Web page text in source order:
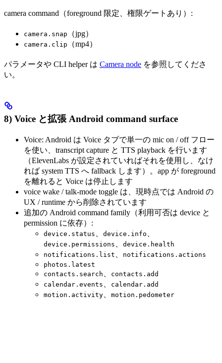
camera command（foreground 限定、権限ゲートあり）:
camera.snap （jpg）
camera.clip （mp4）
パラメータや CLI helper は Camera node を参照してくださ
い。
8) Voice と拡張 Android command surface
Voice: Android は Voice タブで単一の mic on / off フロー
を使い、transcript capture と TTS playback を行います
（ElevenLabs が設定されていればそれを使用し、なけ
れば system TTS へ fallback します）。app が foreground
を離れると Voice は停止します
voice wake / talk-mode toggle は、現時点では Android の
UX / runtime から削除されています
追加の Android command family（利用可否は device と
permission に依存）:
device.status device.info
device.permissions
device.health
notifications.list
notifications.actions
photos.latest
contacts.search
contacts.add
calendar.events
calendar.add
motion.activity
motion.pedometer